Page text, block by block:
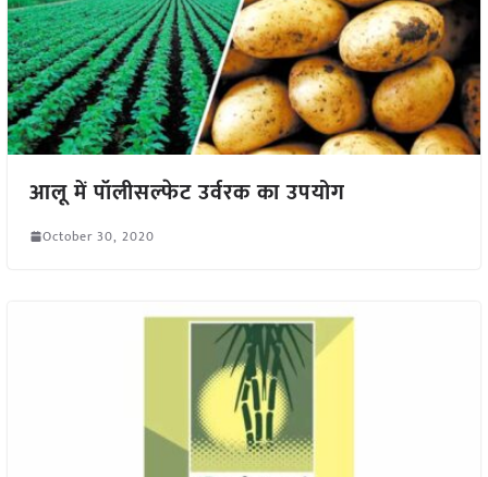
आलू में पॉलीसल्फेट उर्वरक का उपयोग
October 30, 2020